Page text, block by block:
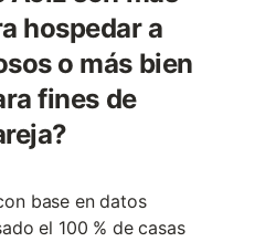
hospedar a
o más bien
fines de
base en datos
el 100 % de casas